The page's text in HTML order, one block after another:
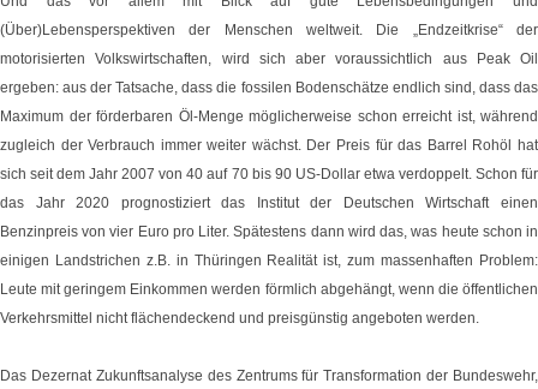
(Über)Lebensperspektiven der Menschen weltweit. Die „Endzeitkrise“ der
motorisierten Volkswirtschaften, wird sich aber voraussichtlich aus Peak Oil
ergeben: aus der Tatsache, dass die fossilen Bodenschätze endlich sind, dass das
Maximum der förderbaren Öl-Menge möglicherweise schon erreicht ist, während
zugleich der Verbrauch immer weiter wächst. Der Preis für das Barrel Rohöl hat
sich seit dem Jahr 2007 von 40 auf 70 bis 90 US-Dollar etwa verdoppelt. Schon für
das Jahr 2020 prognostiziert das Institut der Deutschen Wirtschaft einen
Benzinpreis von vier Euro pro Liter. Spätestens dann wird das, was heute schon in
einigen Landstrichen z.B. in Thüringen Realität ist, zum massenhaften Problem:
Leute mit geringem Einkommen werden förmlich abgehängt, wenn die öffentlichen
Verkehrsmittel nicht flächendeckend und preisgünstig angeboten werden.
Das Dezernat Zukunftsanalyse des Zentrums für Transformation der Bundeswehr,